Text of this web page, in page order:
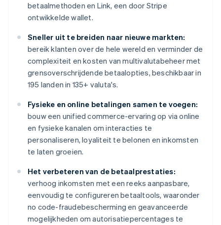
betaalmethoden en Link, een door Stripe
ontwikkelde wallet.
Sneller uit te breiden naar nieuwe markten:
bereik klanten over de hele wereld en verminder de
complexiteit en kosten van multivalutabeheer met
grensoverschrijdende betaalopties, beschikbaar in
195 landen in 135+ valuta's.
Fysieke en online betalingen samen te voegen:
bouw een unified commerce-ervaring op via online
en fysieke kanalen om interacties te
personaliseren, loyaliteit te belonen en inkomsten
te laten groeien.
Het verbeteren van de betaalprestaties:
verhoog inkomsten met een reeks aanpasbare,
eenvoudig te configureren betaaltools, waaronder
no code-fraudebescherming en geavanceerde
mogelijkheden om autorisatiepercentages te